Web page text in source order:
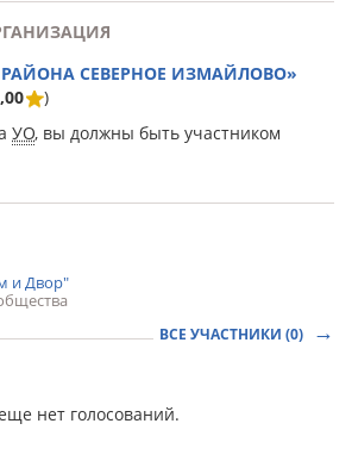
СЕВЕРНОЕ ИЗМАЙЛОВО»
)
УО, вы должны быть участником
и Двор"
ВСЕ УЧАСТНИКИ (0)
нет голосований.